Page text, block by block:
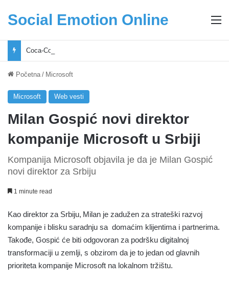
Social Emotion Online
Početna / Microsoft
Microsoft Web vesti
Milan Gospić novi direktor
kompanije Microsoft u Srbiji
Kompanija Microsoft objavila je da je Milan Gospić
novi direktor za Srbiju
1 minute read
Kao direktor za Srbiju, Milan je zadužen za strateški razvoj
kompanije i blisku saradnju sa domaćim klijentima i partnerima.
Takođe, Gospić će biti odgovoran za podršku digitalnoj
transformaciji u zemlji, s obzirom da je to jedan od glavnih
prioriteta kompanije Microsoft na lokalnom tržištu.